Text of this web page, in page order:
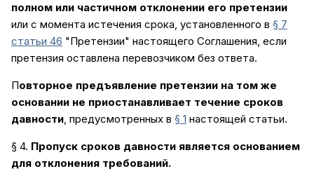
полном или частичном отклонении его претензии
или с момента истечения срока, установленного в § 7
статьи 46 "Претензии" настоящего Соглашения, если
претензия оставлена перевозчиком без ответа.
Повторное предъявление претензии на том же
основании не приостанавливает течение сроков
давности, предусмотренных в § 1 настоящей статьи.
§ 4. Пропуск сроков давности является основанием
для отклонения требований.